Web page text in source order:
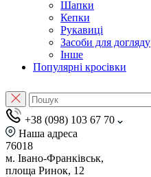
Шапки
Кепки
Рукавиці
Засоби для догляду
Інше
Популярні кросівки
+38 (098) 103 67 70
Наша адреса
76018
м. Івано-Франківськ,
площа Ринок, 12